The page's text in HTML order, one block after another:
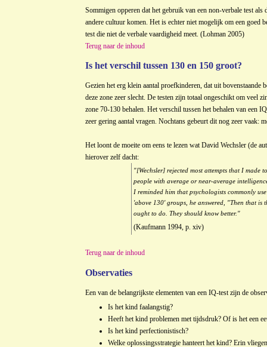
Sommigen opperen dat het gebruik van een non-verbale test
andere cultuur komen. Het is echter niet mogelijk om een goed
test die niet de verbale vaardigheid meet. (Lohman 2005)
Terug naar de inhoud
Is het verschil tussen 130 en 150 groot?
Gezien het erg klein aantal proefkinderen, dat uit
deze zone zeer slecht. De testen zijn totaal ongeschikt om veel
zone 70-130 behalen. Het verschil tussen het behalen van een
zeer gering aantal vragen. Nochtans gebeurt dit nog zeer vaak:
Het loont de moeite om eens te lezen wat David Wechsler (de
hierover zelf dacht:
"[Wechsler] rejected most attempts that I made
people with average or near-average
I reminded him that psychologists commonly
'above 130' groups, he answered, "Then that
ought to do. They should know better."
(Kaufmann 1994, p. xiv)
Terug naar de inhoud
Observaties
Een van de belangrijkste elementen van een IQ-test zijn de
Is het kind faalangstig?
Heeft het kind problemen met tijdsdruk? Of is het een
Is het kind perfectionistisch?
Welke oplossingsstrategie hanteert het kind? Erin